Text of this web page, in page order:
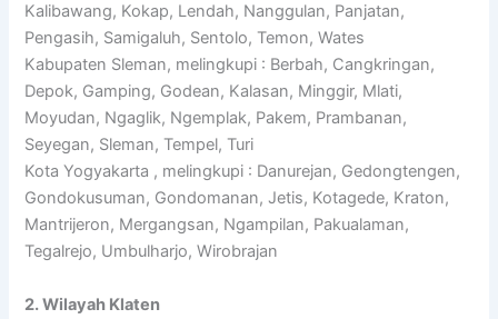
Kalibawang, Kokap, Lendah, Nanggulan, Panjatan,
Pengasih, Samigaluh, Sentolo, Temon, Wates
Kabupaten Sleman, melingkupi : Berbah, Cangkringan,
Depok, Gamping, Godean, Kalasan, Minggir, Mlati,
Moyudan, Ngaglik, Ngemplak, Pakem, Prambanan,
Seyegan, Sleman, Tempel, Turi
Kota Yogyakarta , melingkupi : Danurejan, Gedongtengen,
Gondokusuman, Gondomanan, Jetis, Kotagede, Kraton,
Mantrijeron, Mergangsan, Ngampilan, Pakualaman,
Tegalrejo, Umbulharjo, Wirobrajan
2. Wilayah Klaten